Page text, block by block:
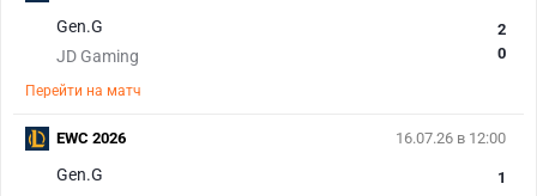
Gen.G
JD Gaming
2
0
Перейти на матч
16.07.26 в 12:00
Gen.G
1
EWC 2026